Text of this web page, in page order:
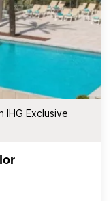
IHG Exclusive